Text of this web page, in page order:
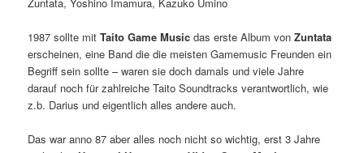
1987 sollte mitTaito Game Music das erste Album vonZuntata
erscheinen, eine Band die die meisten Gamemusic Freunden ein
Begriff sein sollte – waren sie doch damals und viele Jahre
darauf noch für zahlreiche Taito Soundtracks verantwortlich, wie
z.b. Darius und eigentlich alles andere auch.
Das war anno 87 aber alles noch nicht so wichtig, erst 3 Jahre